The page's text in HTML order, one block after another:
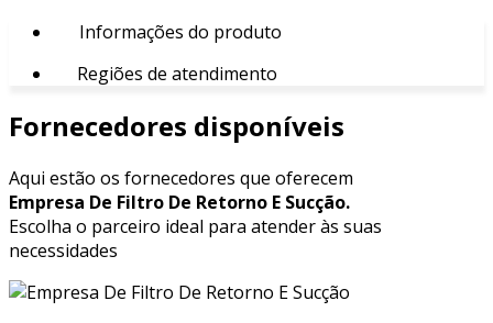
Informações do produto
Regiões de atendimento
Fornecedores disponíveis
Aqui estão os fornecedores que oferecem
Empresa De Filtro De Retorno E Sucção.
Escolha o parceiro ideal para atender às suas
necessidades